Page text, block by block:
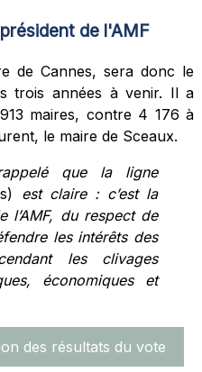
de l'AMF
de Cannes, sera donc le
trois années à venir. Il a
maires, contre 4 176 à
le maire de Sceaux.
que la ligne
est claire : c’est la
l’AMF, du respect de
les intérêts des
les clivages
économiques et
des résultats du vote